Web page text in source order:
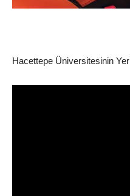
Hacettepe Üniversitesinin